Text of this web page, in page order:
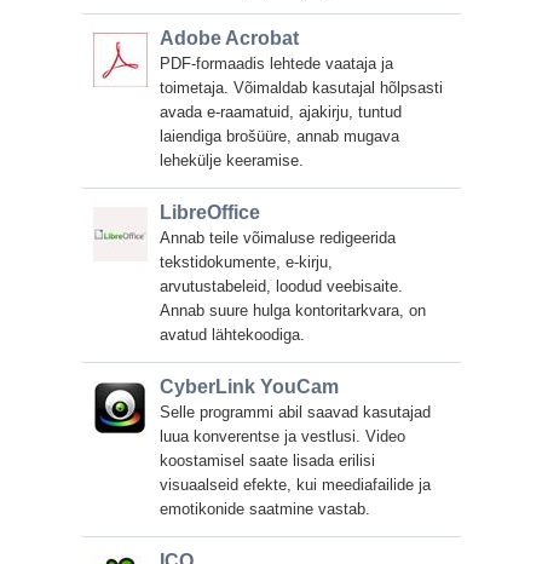
Adobe Acrobat
PDF-formaadis lehtede vaataja ja
toimetaja. Võimaldab kasutajal hõlpsasti
avada e-raamatuid, ajakirju, tuntud
laiendiga brošüüre, annab mugava
lehekülje keeramise.
LibreOffice
Annab teile võimaluse redigeerida
tekstidokumente, e-kirju,
arvutustabeleid, loodud veebisaite.
Annab suure hulga kontoritarkvara, on
avatud lähtekoodiga.
CyberLink YouCam
Selle programmi abil saavad kasutajad
luua konverentse ja vestlusi. Video
koostamisel saate lisada erilisi
visuaalseid efekte, kui meediafailide ja
emotikonide saatmine vastab.